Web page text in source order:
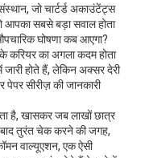
जो चार्टर्ड अकाउंटेंट्स
आपका सबसे बड़ा सवाल होता
घोषणाकब आएगा?
करियर का अगला कदम होता
होते हैं, लेकिन अक्सर देरी
सीरीज़ की जानकारी
है, खासकर जब लाखों छात्र
तुरंत चेक करने की जगह,
वाल्यूएशन, एक ऐसी